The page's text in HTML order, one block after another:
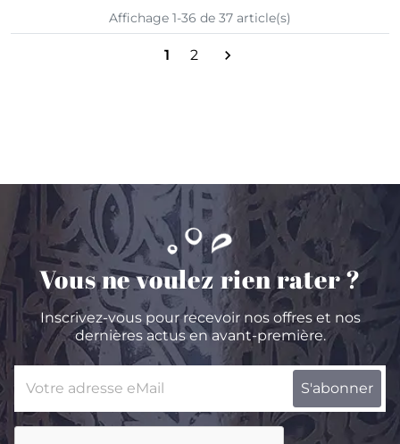
Affichage 1-36 de 37 article(s)
1 2 
Vous ne voulez rien rater ?
Inscrivez-vous pour recevoir nos offres et nos
dernières actus en avant-première.